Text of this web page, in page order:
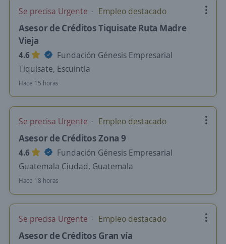
Se precisa Urgente Empleo destacado
Asesor de Créditos Tiquisate Ruta Madre
Vieja
4.6
Fundación Génesis Empresarial
Tiquisate, Escuintla
Hace 15 horas
Se precisa Urgente Empleo destacado
Asesor de Créditos Zona 9
4.6
Fundación Génesis Empresarial
Guatemala Ciudad, Guatemala
Hace 18 horas
Se precisa Urgente Empleo destacado
Asesor de Créditos Gran vía